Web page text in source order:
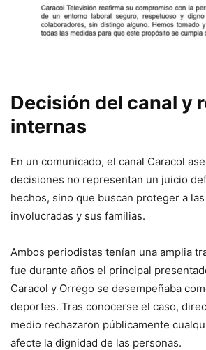
Decisión del canal y
internas
En un comunicado, el canal Caracol
decisiones no representan un juicio
hechos, sino que buscan proteger a
involucradas y sus familias.
Ambos periodistas tenían una amplia
fue durante años el principal
Caracol y Orrego se desempeñaba
deportes. Tras conocerse el caso,
medio rechazaron públicamente
afecte la dignidad de las personas.